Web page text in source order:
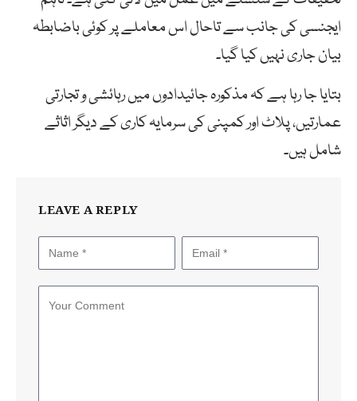
ایجنسی کی جانب سے تاحال اس معاملے پر کوئی باضابطہ
بیان جاری نہیں کیا گیا۔
بتایا جا رہا ہے کہ مذکورہ جائیدادوں میں رہائشی و تجارتی
عمارتیں، پلاٹ اور کمپنی کی سرمایہ کاری کے دیگر اثاثے
شامل ہیں۔
LEAVE A REPLY